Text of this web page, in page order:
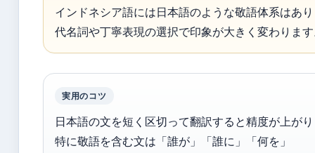
インドネシア語には日本語のような敬語体系はあ
代名詞や丁寧表現の選択で印象が大きく変わりま
実用のコツ
日本語の文を短く区切って翻訳すると精度が上が
特に敬語を含む文は「誰が」「誰に」「何を」